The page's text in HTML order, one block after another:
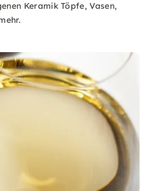
Keramik Töpfe, Vasen,